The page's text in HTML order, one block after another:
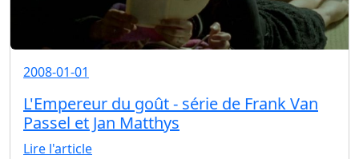
2008-01-01
L'Empereur du goût - série de Frank Van
Passel et Jan Matthys
Lire l'article